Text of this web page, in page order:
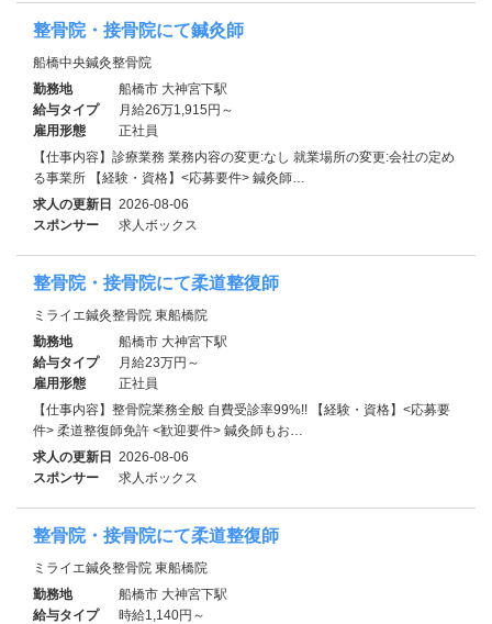
整骨院・接骨院にて鍼灸師
船橋中央鍼灸整骨院
勤務地
船橋市 大神宮下駅
給与タイプ
月給26万1,915円～
雇用形態
正社員
【仕事内容】診療業務 業務内容の変更:なし 就業場所の変更:会社の定め
る事業所 【経験・資格】<応募要件> 鍼灸師…
求人の更新日 2026-08-06
スポンサー
求人ボックス
整骨院・接骨院にて柔道整復師
ミライエ鍼灸整骨院 東船橋院
勤務地
船橋市 大神宮下駅
給与タイプ
月給23万円～
雇用形態
正社員
【仕事内容】整骨院業務全般 自費受診率99%!! 【経験・資格】<応募要
件> 柔道整復師免許 <歓迎要件> 鍼灸師もお…
求人の更新日 2026-08-06
スポンサー
求人ボックス
整骨院・接骨院にて柔道整復師
ミライエ鍼灸整骨院 東船橋院
勤務地
船橋市 大神宮下駅
給与タイプ
時給1,140円～